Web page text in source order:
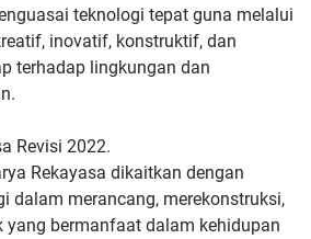
teknologi tepat guna melalui
inovatif, konstruktif, dan
terhadap lingkungan dan
Revisi 2022.
Rekayasa dikaitkan dengan
dalam merancang, merekonstruksi,
yang bermanfaat dalam kehidupan